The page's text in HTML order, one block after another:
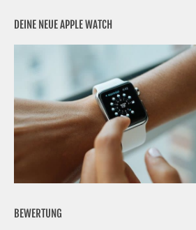
DEINE NEUE APPLE WATCH
BEWERTUNG